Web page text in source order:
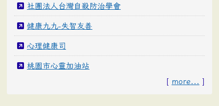
社團法人台灣自殺防治學會
健康九九-失智友善
心理健康司
桃園市心靈加油站
[ more... ]